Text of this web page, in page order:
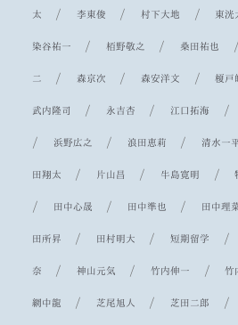
太 / 李東俊 / 村下大地 / 東洸
染谷祐一 / 栢野敬之 / 桑田祐也
二 / 森京次 / 森安洋文 /榎戸
武内隆司 / 永吉杏 / 江口拓海 /
/ 浜野広之 / 浪田恵莉 / 清水一
田翔太 / 片山昌 / 牛島寛明 /
/ 田中心晟 / 田中準也 / 田中理
田所昇 / 田村明大 /短期留学 /
奈 /神山元気 /竹内伸一 /竹
網中龍 / 芝尾旭人 / 芝田二郎 /